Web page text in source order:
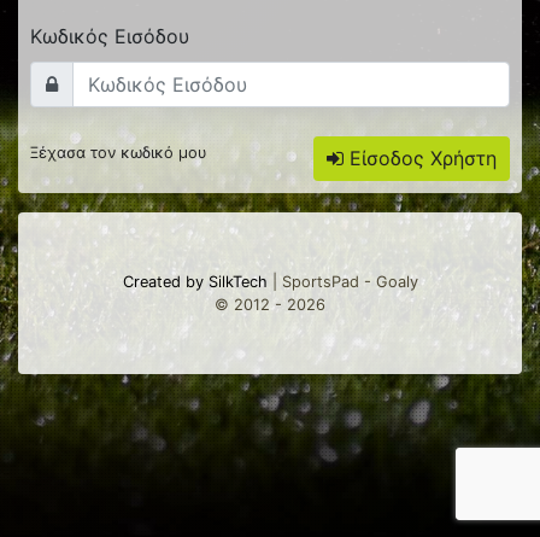
Κωδικός Εισόδου
Είσοδος Χρήστη
Ξέχασα τον κωδικό μου
Created by SilkTech | SportsPad - Goaly
© 2012 - 2026